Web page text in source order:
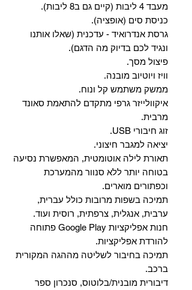
מעבד 4 ליבות (קיים גם ב8 ליבות).
כניסת סים (אופציה).
גרסת אנדרואיד - עדכנית (שאלו אותנו
ונגיד לכם בדיוק מה הדגם).
פיצול מסך.
וויז ויוטיוב מובנה.
ממשק משתמש קל ונוח.
איקוולייזר גרפי מתקדם להתאמת סאונד
מרבית.
זוג חיבורי USB.
יציאה למגבר חיצוני.
תאורת לילה אוטומטית, המאפשרת נסיעה
בטוחה יותר ללא סנוור מהמערכת
וכפתורים מוארים.
תמיכה בשפות מרובות כולל עברית,
ערבית, אנגלית, צרפתית, רוסית ועוד.
‏חנות אפליקציות Google Play פתוחה
להורדת אפליקציות.
‏תמיכה בחיבור לשליטה מההגה המקורית
ברכב.
‏דיבורית מובנית/בלוטוס, ‏סנכרון ספר